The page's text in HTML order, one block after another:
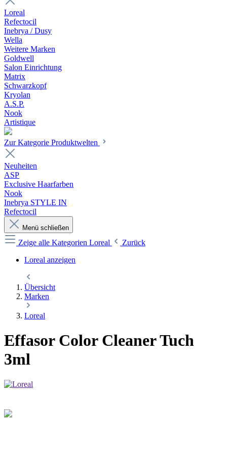
Loreal
Refectocil
Inebrya / Dusy
Wella
Weitere Marken
Goldwell
Salon Einrichtung
Matrix
Schwarzkopf
Kryolan
A.S.P.
Nook
Artistique
Zur Kategorie Produktwelten
Neuheiten
ASP
Exclusive Haarfarben
Nook
Inebrya STYLE IN
Refectocil
Menü schließen
Zeige alle Kategorien Loreal
Zurück
Loreal anzeigen
Übersicht
Marken
Loreal
Effasor Color Cleaner Tuch
3ml